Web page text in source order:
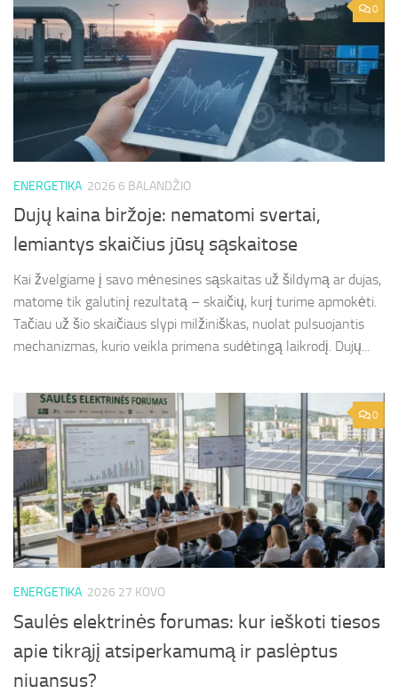
0
ENERGETIKA 2026 6 BALANDŽIO
Dujų kaina biržoje: nematomi svertai,
lemiantys skaičius jūsų sąskaitose
Kai žvelgiame į savo mėnesines sąskaitas už šildymą ar dujas,
matome tik galutinį rezultatą – skaičių, kurį turime apmokėti.
Tačiau už šio skaičiaus slypi milžiniškas, nuolat pulsuojantis
mechanizmas, kurio veikla primena sudėtingą laikrodį. Dujų...
0
ENERGETIKA 2026 27 KOVO
Saulės elektrinės forumas: kur ieškoti tiesos
apie tikrąjį atsiperkamumą ir paslėptus
niuansus?